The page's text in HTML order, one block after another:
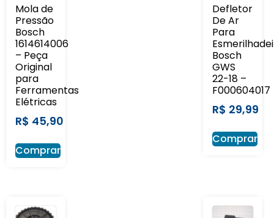
Mola de
Pressão
Bosch
1614614006
– Peça
Original
para
Ferramentas
Elétricas
R$ 45,90
Comprar
Defletor
De Ar
Para
Bosch
GWS
22-18 –
F000604017
R$ 29,99
Comprar